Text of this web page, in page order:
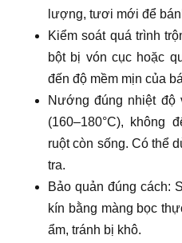
lượng, tươi mới để
Kiểm soát quá trình
bột bị vón cục hoặc
đến độ mềm mịn của
Nướng đúng nhiệt
(160–180°C), không
ruột còn sống. Có thể
tra.
Bảo quản đúng cách:
kín bằng màng bọc
ẩm, tránh bị khô.